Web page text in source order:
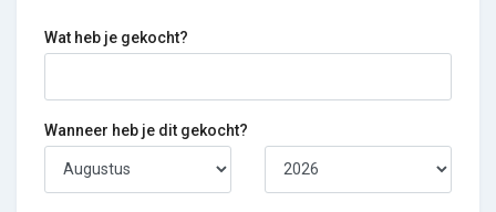
Wat heb je gekocht?
Wanneer heb je dit gekocht?